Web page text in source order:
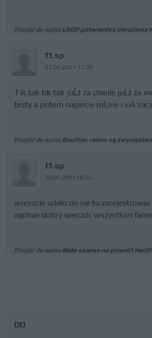
Przejdź do wpisu LRGP potwierdza obrażenia
f1.sp
31.01.2011 17:38
Tik tak tik tak juĹź za chwile juĹź za
testy a potem napiecie roĹnie i siÄ
Przejdź do wpisu Boullier: celem są
f1.sp
30.01.2011 00:55
wreszcie udało mi sie tu
ogólnie dobry wieczór wszystkim
Przejdź do wpisu Małe szanse na powrót
DO